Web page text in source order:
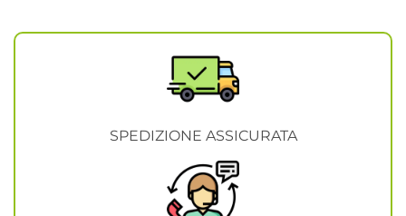
SPEDIZIONE ASSICURATA